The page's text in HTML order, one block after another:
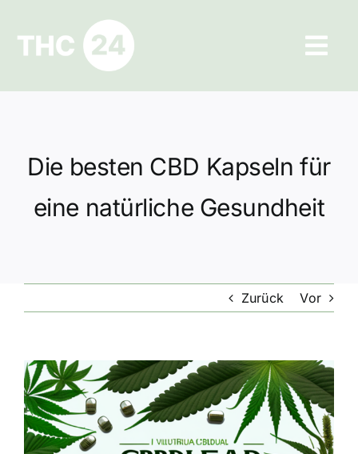
springen
Ratgeber
Datenschutz
Die besten CBD Kapseln für
eine natürliche Gesundheit
Zurück Vor
Zeige
grösseres
Bild